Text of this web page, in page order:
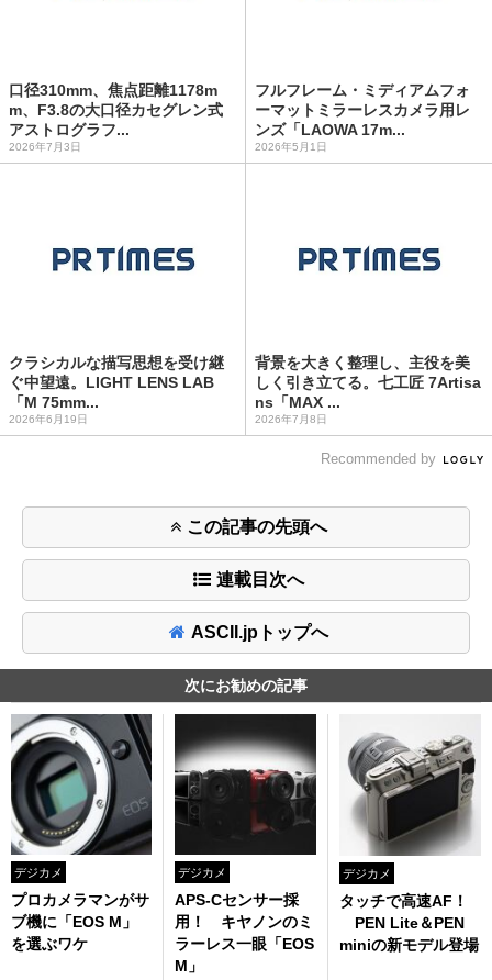
口径310mm、焦点距離1178m
m、F3.8の大口径カセグレン式
アストログラフ...
2026年7月3日
フルフレーム・ミディアムフォ
ーマットミラーレスカメラ用レ
ンズ「LAOWA 17m...
2026年5月1日
クラシカルな描写思想を受け継
ぐ中望遠。LIGHT LENS LAB
「M 75mm...
2026年6月19日
背景を大きく整理し、主役を美
しく引き立てる。七工匠 7Artisa
ns「MAX ...
2026年7月8日
Recommended by
この記事の先頭へ
連載目次へ
ASCII.jpトップへ
次にお勧めの記事
デジカメ
プロカメラマンがサ
ブ機に「EOS M」
を選ぶワケ
デジカメ
APS-Cセンサー採
用！ キヤノンのミ
ラーレス一眼「EOS
M」
デジカメ
タッチで高速AF！
PEN Lite＆PEN
miniの新モデル登場